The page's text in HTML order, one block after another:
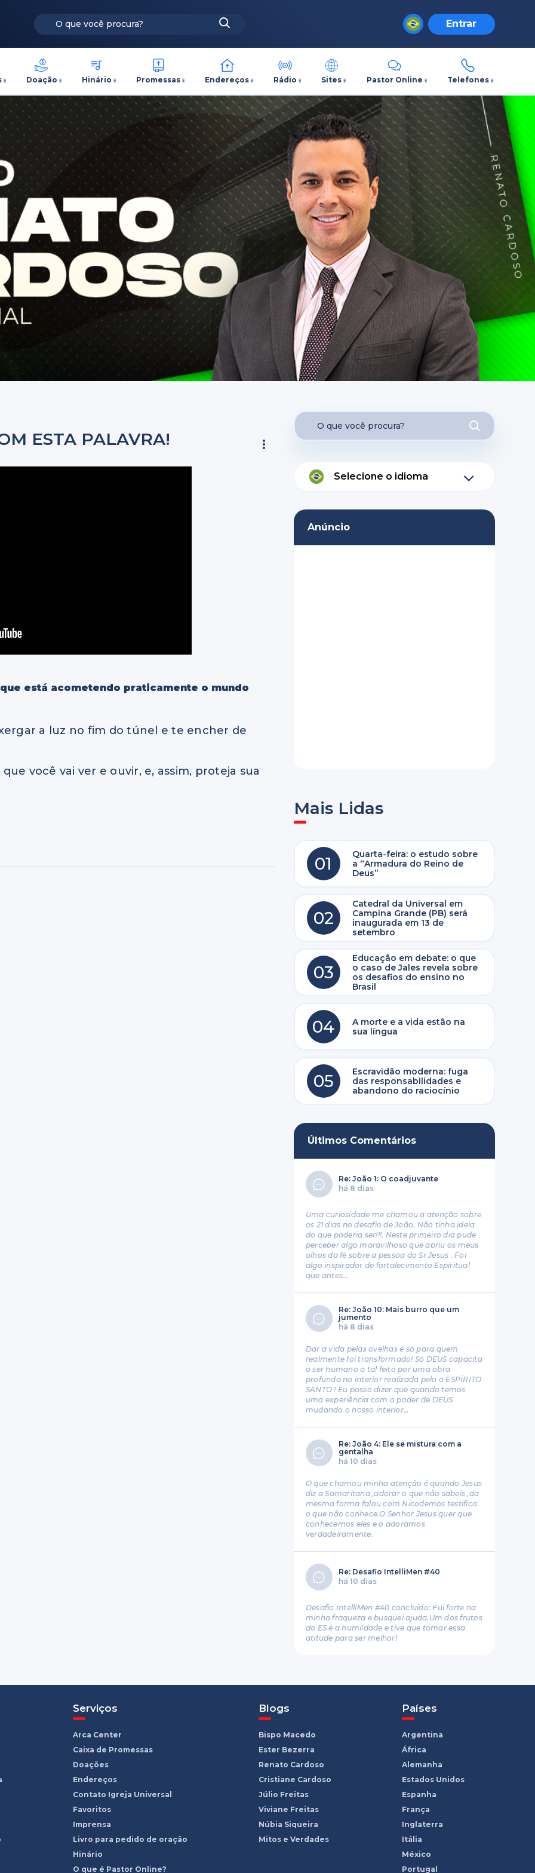
Entrar
Doação Hinário Promessas Endereços Rádio Sites Pastor Online Telefones
ESTA PALAVRA!
está acometendo praticamente o mundo
a luz no fim do túnel e te encher de
você vai ver e ouvir, e, assim, proteja sua
Selecione o idioma
Anúncio
Mais Lidas
01
Quarta-feira: o estudo sobre
a “Armadura do Reino de
Deus”
02
Catedral da Universal em
Campina Grande (PB) será
inaugurada em 13 de
setembro
03
Educação em debate: o que
o caso de Jales revela sobre
os desafios do ensino no
Brasil
04
A morte e a vida estão na
sua língua
05
Escravidão moderna: fuga
das responsabilidades e
abandono do raciocínio
Últimos Comentários
Re: João 1: O coadjuvante
há 8 dias
Uma curiosidade me chamou a atenção sobre
os 21 dias no desafio de João. Não tinha ideia
do que poderia ser!!!. Neste primeiro dia pude
perceber algo maravilhoso que abriu os meus
olhos da fé sobre a pessoa do Sr Jesus . Foi
algo inspirador de fortalecimento Espíritual
que antes…
Re: João 10: Mais burro que um
jumento
há 8 dias
Dar a vida pelas ovelhas é só para quem
realmente foi transformado! Só DEUS capacita
o ser humano a tal feito por uma obra
profunda no interior realizada pelo o ESPÍRITO
SANTO ! Eu posso dizer que quando temos
uma experiência com o poder de DEUS
mudando o nosso interior…
Re: João 4: Ele se mistura com a
gentalha
há 10 dias
O que chamou minha atenção é quando Jesus
diz a Samaritana ,adorar o que não sabeis ,da
mesma forma falou com Nicodemos testifica
o que não conhece.O Senhor Jesus quer que
conhecemos eles e o adoramos
verdadeiramente.
Re: Desafio IntelliMen #40
há 10 dias
Desafio IntelliMen #40 concluído: Fui forte na
minha fraqueza e busquei ajuda.Um dos frutos
do ES é a humildade e tive que tomar essa
atitude para ser melhor!
Serviços
Arca Center
Caixa de Promessas
Doações
Endereços
Contato Igreja Universal
Favoritos
Imprensa
Livro para pedido de oração
Hinário
O que é Pastor Online?
Blogs
Bispo Macedo
Ester Bezerra
Renato Cardoso
Cristiane Cardoso
Júlio Freitas
Viviane Freitas
Núbia Siqueira
Mitos e Verdades
Países
Argentina
África
Alemanha
Estados Unidos
Espanha
França
Inglaterra
Itália
México
Portugal